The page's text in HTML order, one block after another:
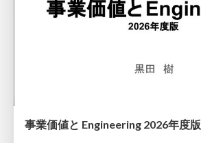
事業価値と Engineering 2026年度版